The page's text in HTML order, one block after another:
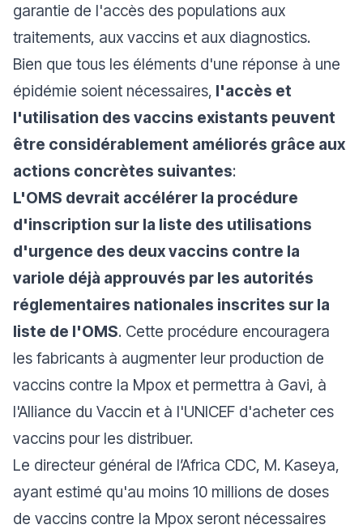
garantie de l'accès des populations aux
traitements, aux vaccins et aux diagnostics.
Bien que tous les éléments d'une réponse à une
épidémie soient nécessaires, l'accès et
l'utilisation des vaccins existants peuvent
être considérablement améliorés grâce aux
actions concrètes suivantes:
L'OMS devrait accélérer la procédure
d'inscription sur la liste des utilisations
d'urgence des deux vaccins contre la
variole déjà approuvés par les autorités
réglementaires nationales inscrites sur la
liste de l'OMS. Cette procédure encouragera
les fabricants à augmenter leur production de
vaccins contre la Mpox et permettra à Gavi, à
l'Alliance du Vaccin et à l'UNICEF d'acheter ces
vaccins pour les distribuer.
Le directeur général de l’Africa CDC, M. Kaseya,
ayant estimé qu'au moins 10 millions de doses
de vaccins contre la Mpox seront nécessaires